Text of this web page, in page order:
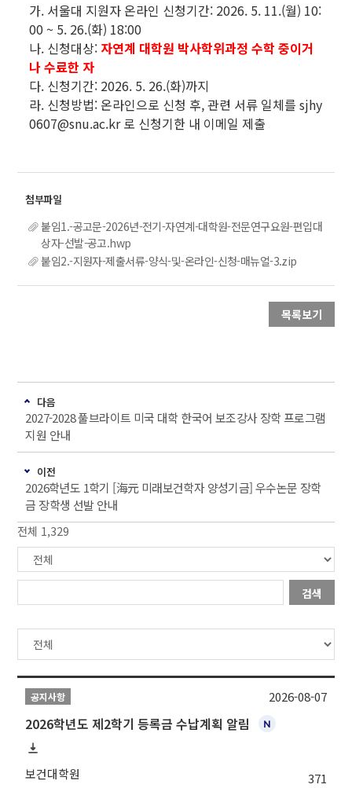
가. 서울대 지원자 온라인 신청기간: 2026. 5. 11.(월) 10:
00 ~ 5. 26.(화) 18:00
나. 신청대상: 자연계 대학원 박사학위과정 수학 중이거
나 수료한 자
다. 신청기간: 2026. 5. 26.(화)까지
라. 신청방법: 온라인으로 신청 후, 관련 서류 일체를 sjhy
0607@snu.ac.kr 로 신청기한 내 이메일 제출
붙임1.-공고문-2026년-전기-자연계-대학원-전문연구요원-편입대
상자-선발-공고.hwp
붙임2.-지원자-제출서류-양식-및-온라인-신청-매뉴얼-3.zip
목록보기
다음
2027-2028 풀브라이트 미국 대학 한국어 보조강사 장학 프로그램
지원 안내
이전
2026학년도 1학기 [海元 미래보건학자 양성기금] 우수논문 장학
금 장학생 선발 안내
전체 1,329
검색
공지사항
2026학년도 제2학기 등록금 수납계획 알림
보건대학원 371
2026-08-07